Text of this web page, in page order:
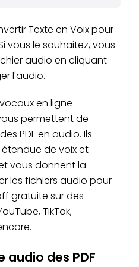
Texte en Voix pour
vous le souhaitez, vous
audio en cliquant
l'audio.
en ligne
permettent de
PDF en audio. Ils
de voix et
vous donnent la
les fichiers audio pour
gratuite sur des
TikTok,
audio des PDF